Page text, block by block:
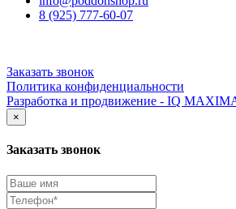
8 (925) 777-60-07
Заказать звонок
Политика конфиденциальности
Разработка и продвижение - IQ
×
Заказать звонок